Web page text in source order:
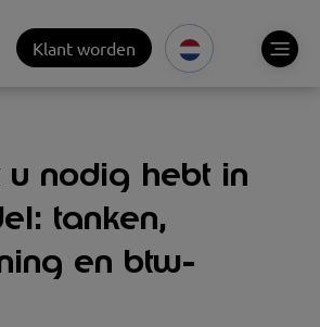
Klant worden
nodig hebt in
tanken,
en btw-